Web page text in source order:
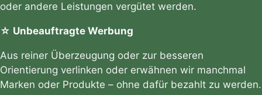
oder andere Leistungen vergütet werden.
☆ Unbeauftragte Werbung
Aus reiner Überzeugung oder zur besseren
Orientierung verlinken oder erwähnen wir manchmal
Marken oder Produkte – ohne dafür bezahlt zu werden.